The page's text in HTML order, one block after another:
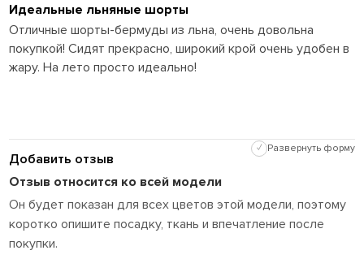
Идеальные льняные шорты
Отличные шорты-бермуды из льна, очень довольна
покупкой! Сидят прекрасно, широкий крой очень удобен в
жару. На лето просто идеально!
Добавить отзыв
✓ Развернуть форму
Отзыв относится ко всей модели
Он будет показан для всех цветов этой модели, поэтому
коротко опишите посадку, ткань и впечатление после
покупки.